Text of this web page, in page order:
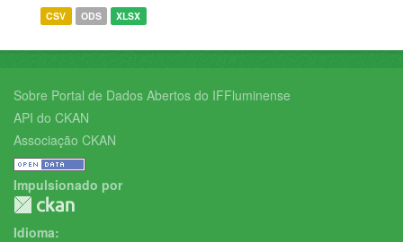
CSV ODS XLSX
Sobre Portal de Dados Abertos do IFFluminense
API do CKAN
Associação CKAN
Impulsionado por
Idioma